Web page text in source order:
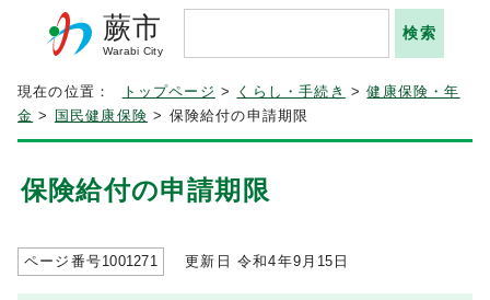
蕨市
Warabi City
現在の位置： トップページ > くらし・手続き >健康保険・年
金 > 国民健康保険 > 保険給付の申請期限
保険給付の申請期限
ページ番号1001271 更新日 令和4年9月 15 日